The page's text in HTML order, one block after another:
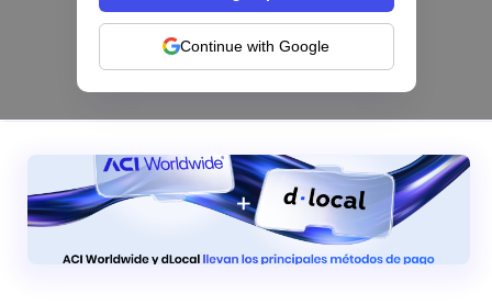
Continue with Google
categorías frente a la IA | Mambu
August6